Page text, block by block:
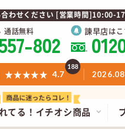
合わせください [営業時間]10:00-
通話無料802 諫早店は
てる！ イチオシ商品
★★★★★ 4.7
188